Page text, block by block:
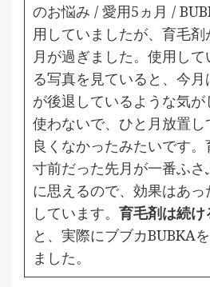
のお悩み / 愛用5ヵ月 /
用していましたが、育毛
月が過ぎました。使用し
る写真を見ていると、今
が後退しているような気
使わないで、ひと月放置し
良くなかったみたいです
寸前だった先月が一番ふさ
に思えるので、効果はあ
しています。 育毛剤は続け
と、実際にブブカBUBKA
ました。